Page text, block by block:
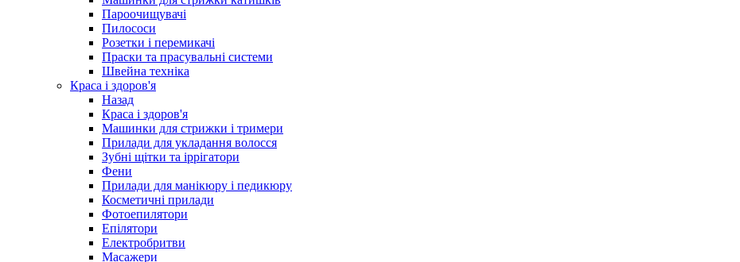
Пароочищувачі
Пилососи
Розетки і перемикачі
Праски та прасувальні системи
Швейна техніка
Краса і здоров'я
Назад
Краса і здоров'я
Машинки для стрижки і тримери
Прилади для укладання волосся
Зубні щітки та іррігатори
Фени
Прилади для манікюру і педикюру
Косметичні прилади
Фотоепилятори
Епілятори
Електробритви
Масажери